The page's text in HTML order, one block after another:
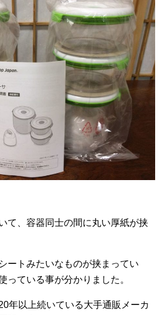
て、容器同士の間に丸い厚紙が挟
ートみたいなものが挟まってい
っている事が分かりました。
年以上続いている大手通販メーカ